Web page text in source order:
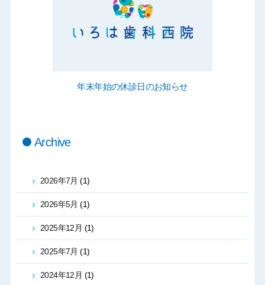
年末年始の休診日のお知らせ
Archive
2026年7月 (1)
2026年5月 (1)
2025年12月 (1)
2025年7月 (1)
2024年12月 (1)